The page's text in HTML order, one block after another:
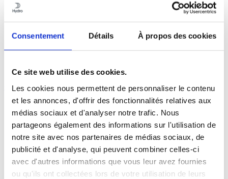
Consentement Détails À propos des cookies
Ce site web utilise des cookies.
Les cookies nous permettent de personnaliser le contenu
et les annonces, d'offrir des fonctionnalités relatives aux
médias sociaux et d'analyser notre trafic. Nous
partageons également des informations sur l'utilisation de
notre site avec nos partenaires de médias sociaux, de
publicité et d'analyse, qui peuvent combiner celles-ci
avec d'autres informations que vous leur avez fournies
ou qu'ils ont collectées lors de votre utilisation de leurs
14Usinage
Traitement de surface
16Corrosion
17Aspects économiques
Contenus
L’aluminium, les profilés et Hydro
2Aluminium et durabilité
3Écoconception avec les profilés en aluminium
3.1Principes d’un bon design
Règles d’or de l’Écoconception
3.3 Conception pour le démontage
3.4Exemples de produits
4Principes d’extrusion